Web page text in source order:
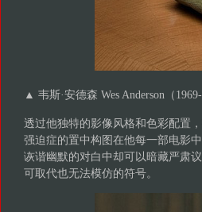
▲ 韦斯·安德森 Wes Anderson（
透过他独特的影像风格和色彩配置
强迫症的置中构图在他每一部电影
诙谐幽默的对白中却可以暗藏严肃
可取代也无法模仿的符号。